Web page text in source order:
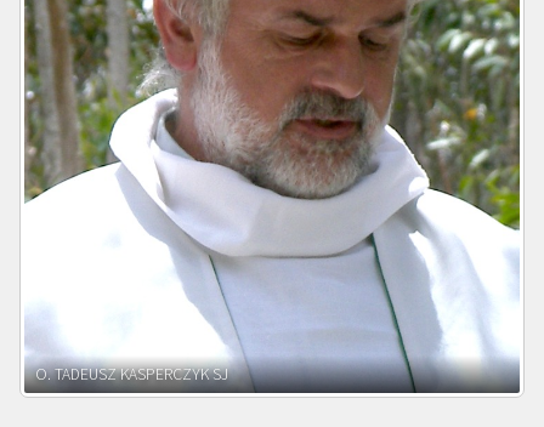
O. ADNRZEJ LEŚNIARA SJ